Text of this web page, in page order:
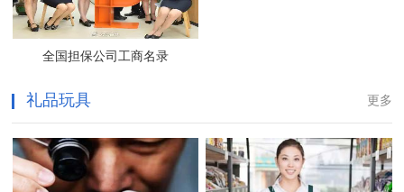
全国担保公司工商名录
更多
礼品玩具